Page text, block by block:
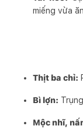
miếng vừa
Thịt ba chỉ:
Bì lợn:
Mộc nhĩ,